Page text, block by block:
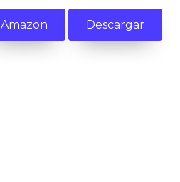
Amazon Descargar